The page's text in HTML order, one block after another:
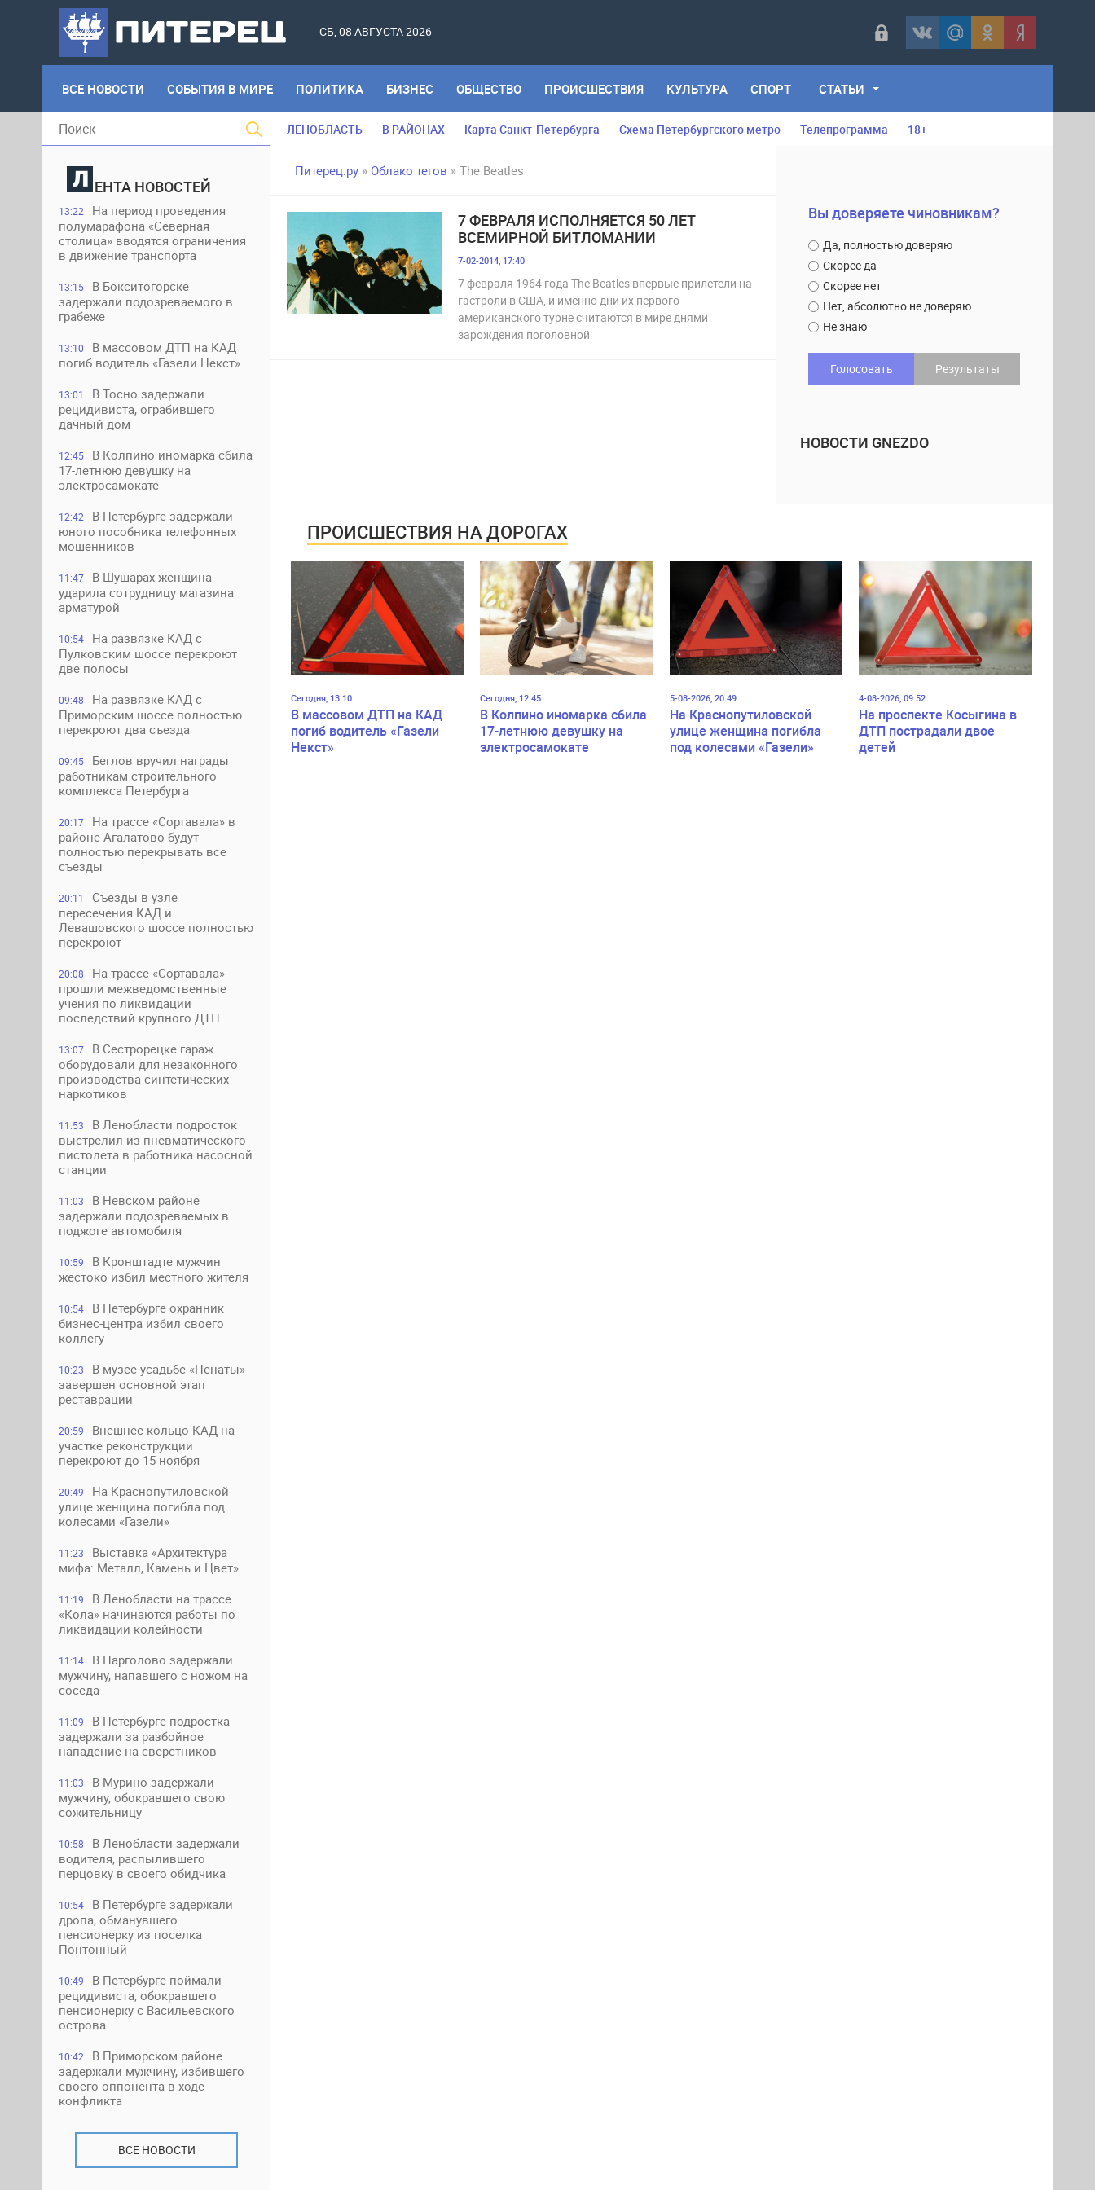
СБ, 08 АВГУСТА 2026
ВСЕ НОВОСТИ СОБЫТИЯ В МИРЕ ПОЛИТИКА БИЗНЕС ОБЩЕСТВО ПРОИСШЕСТВИЯ КУЛЬТУРА СПОРТ СТАТЬИ
ЕНТА НОВОСТЕЙ
13:22
На период проведения
полумарафона «Северная
столица» вводятся ограничения
в движение транспорта
13:15
В Бокситогорске
задержали подозреваемого в
грабеже
13:10
В массовом ДТП на КАД
погиб водитель «Газели Некст»
13:01
В Тосно задержали
рецидивиста, ограбившего
дачный дом
12:45
В Колпино иномарка сбила
17-летнюю девушку на
электросамокате
12:42
В Петербурге задержали
юного пособника телефонных
мошенников
11:47
В Шушарах женщина
ударила сотрудницу магазина
арматурой
10:54
На развязке КАД с
Пулковским шоссе перекроют
две полосы
09:48
На развязке КАД с
Приморским шоссе полностью
перекроют два съезда
09:45
Беглов вручил награды
работникам строительного
комплекса Петербурга
20:17
На трассе «Сортавала» в
районе Агалатово будут
полностью перекрывать все
съезды
20:11
Съезды в узле
пересечения КАД и
Левашовского шоссе полностью
перекроют
20:08
На трассе «Сортавала»
прошли межведомственные
учения по ликвидации
последствий крупного ДТП
13:07
В Сестрорецке гараж
оборудовали для незаконного
производства синтетических
наркотиков
11:53
В Ленобласти подросток
выстрелил из пневматического
пистолета в работника насосной
станции
11:03
В Невском районе
задержали подозреваемых в
поджоге автомобиля
10:59
В Кронштадте мужчин
жестоко избил местного жителя
10:54
В Петербурге охранник
бизнес-центра избил своего
коллегу
10:23
В музее-усадьбе «Пенаты»
завершен основной этап
реставрации
20:59
Внешнее кольцо КАД на
участке реконструкции
перекроют до 15 ноября
20:49
На Краснопутиловской
улице женщина погибла под
колесами «Газели»
11:23
Выставка «Архитектура
мифа: Металл, Камень и Цвет»
11:19
В Ленобласти на трассе
«Кола» начинаются работы по
ликвидации колейности
11:14
В Парголово задержали
мужчину, напавшего с ножом на
соседа
11:09
В Петербурге подростка
задержали за разбойное
нападение на сверстников
11:03
В Мурино задержали
мужчину, обокравшего свою
сожительницу
10:58
В Ленобласти задержали
водителя, распылившего
перцовку в своего обидчика
10:54
В Петербурге задержали
дропа, обманувшего
пенсионерку из поселка
Понтонный
10:49
В Петербурге поймали
рецидивиста, обокравшего
пенсионерку с Васильевского
острова
10:42
В Приморском районе
задержали мужчину, избившего
своего оппонента в ходе
конфликта
ВСЕ НОВОСТИ
ЛЕНОБЛАСТЬ В РАЙОНАХ Карта Санкт-Петербурга Схема Петербургского метро Телепрограмма 18+
Питерец.ру » Облако тегов » Тhe Beatles
7 ФЕВРАЛЯ ИСПОЛНЯЕТСЯ 50 ЛЕТ
ВСЕМИРНОЙ БИТЛОМАНИИ
7-02-2014, 17:40
7 февраля 1964 года Тhe Beatles впервые прилетели на
гастроли в США, и именно дни их первого
американского турне считаются в мире днями
зарождения поголовной
Вы доверяете чиновникам?
Да, полностью доверяю
Скорее да
Скорее нет
Нет, абсолютно не доверяю
Не знаю
Голосовать Результаты
НОВОСТИ GNEZDO
ПРОИСШЕСТВИЯ НА ДОРОГАХ
Сегодня, 13:10
В массовом ДТП на КАД
погиб водитель «Газели
Некст»
Сегодня, 12:45
В Колпино иномарка сбила
17-летнюю девушку на
электросамокате
5-08-2026, 20:49
На Краснопутиловской
улице женщина погибла
под колесами «Газели»
4-08-2026, 09:52
На проспекте Косыгина в
ДТП пострадали двое
детей